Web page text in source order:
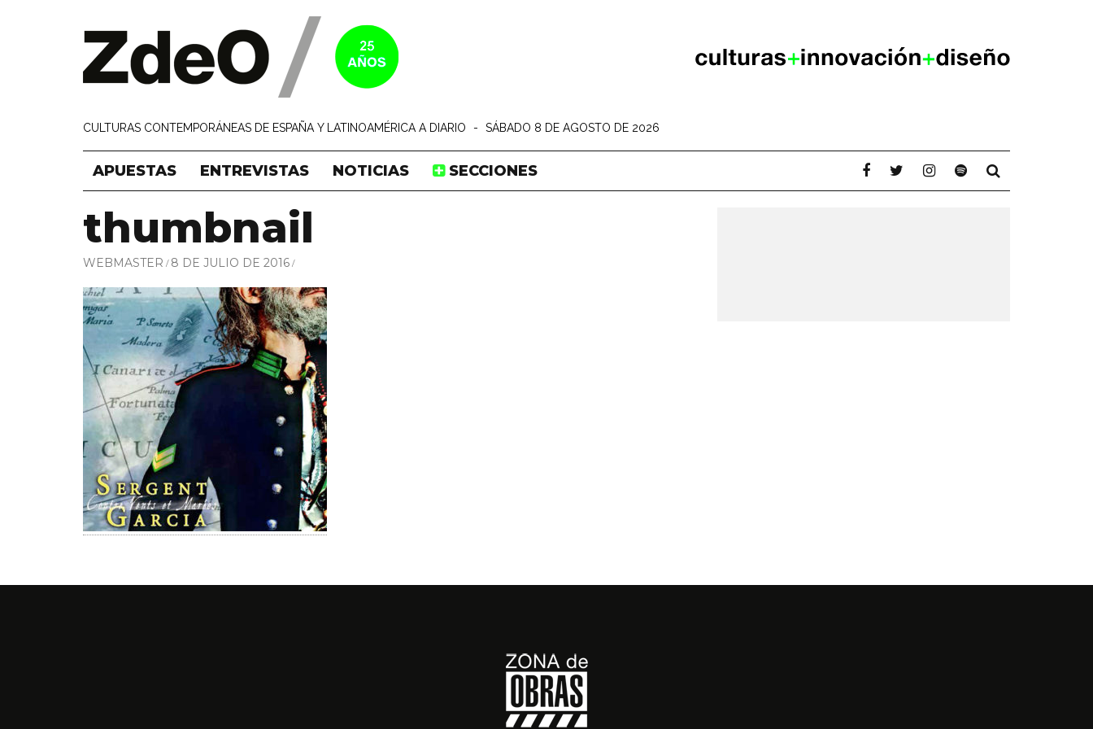
CULTURAS CONTEMPORÁNEAS DE ESPAÑA Y LATINOAMÉRICA A DIARIO - SÁBADO 8 DE AGOSTO DE 2026
APUESTAS ENTREVISTAS NOTICIAS SECCIONES
thumbnail
WEBMASTER 8 DE JULIO DE 2016